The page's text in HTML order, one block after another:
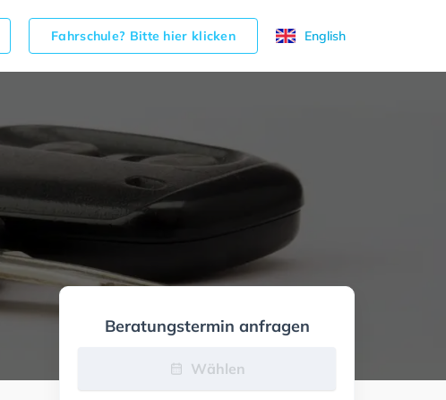
Fahrschule? Bitte hier klicken English
Beratungstermin anfragen
Wählen